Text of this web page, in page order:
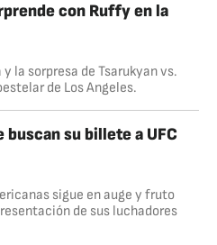
con Ruffy en la
la sorpresa de Tsarukyan vs.
de Los Angeles.
su billete a UFC
sigue en auge y fruto
de sus luchadores